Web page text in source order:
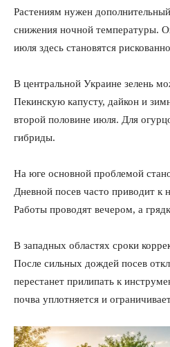
Растениям нужен
снижения ночной температуры.
июля здесь становятся
В центральной Украине зелень
Пекинскую капусту, дайкон и
второй половине июля. Для
гибриды.
На юге основной проблемой
Дневной посев часто приводит к
Работы проводят вечером, а
В западных областях сроки
После сильных дождей посев
перестанет прилипать к
почва уплотняется и